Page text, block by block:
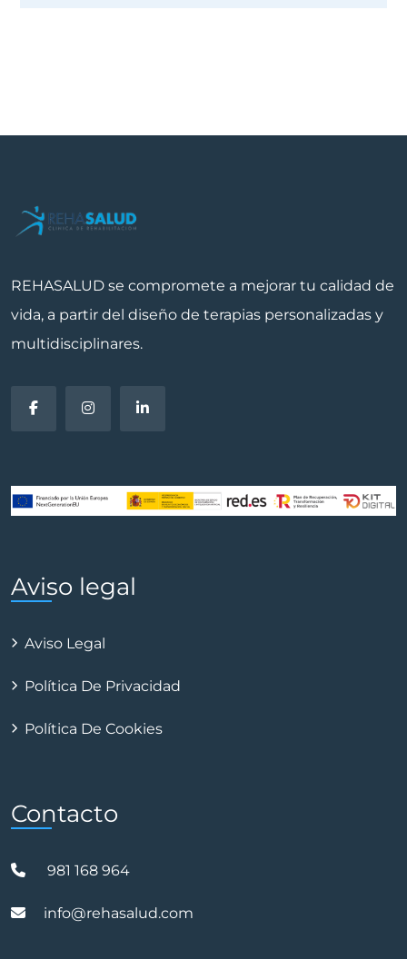
REHASALUD se compromete a mejorar tu calidad de
vida, a partir del diseño de terapias personalizadas y
multidisciplinares.
Aviso legal
Aviso Legal
Política De Privacidad
Política De Cookies
Contacto
981 168 964
info@rehasalud.com